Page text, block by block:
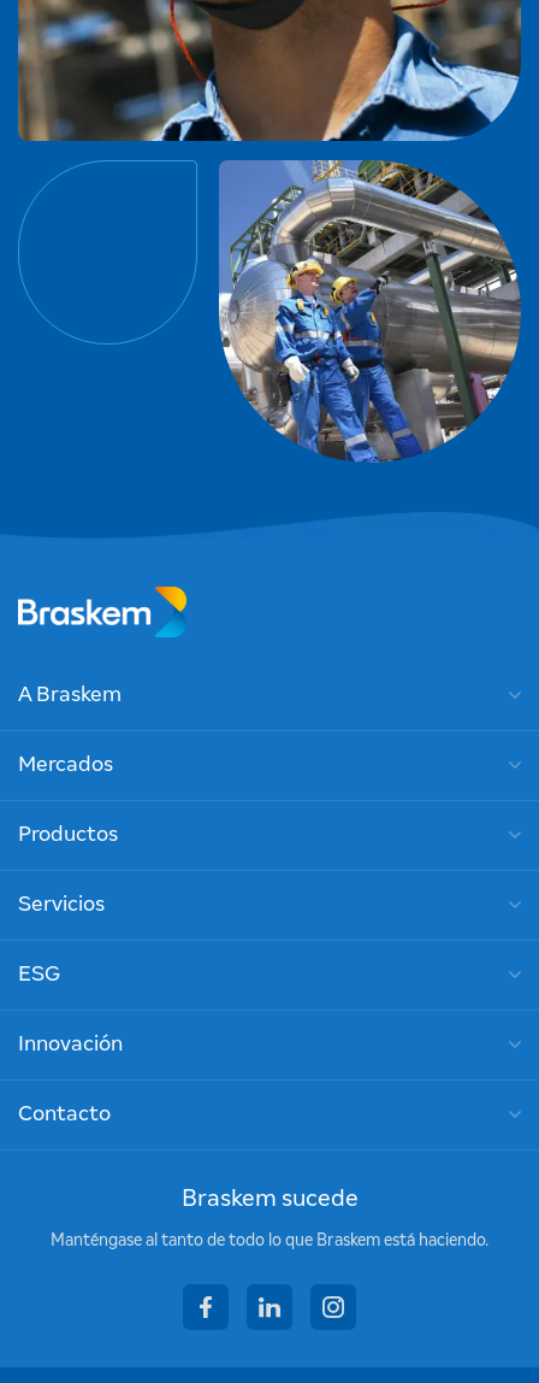
A Braskem
Mercados
Productos
Servicios
ESG
Innovación
Contacto
Braskem sucede
Manténgase al tanto de todo lo que Braskem está haciendo.
facebooklinkedininstagram